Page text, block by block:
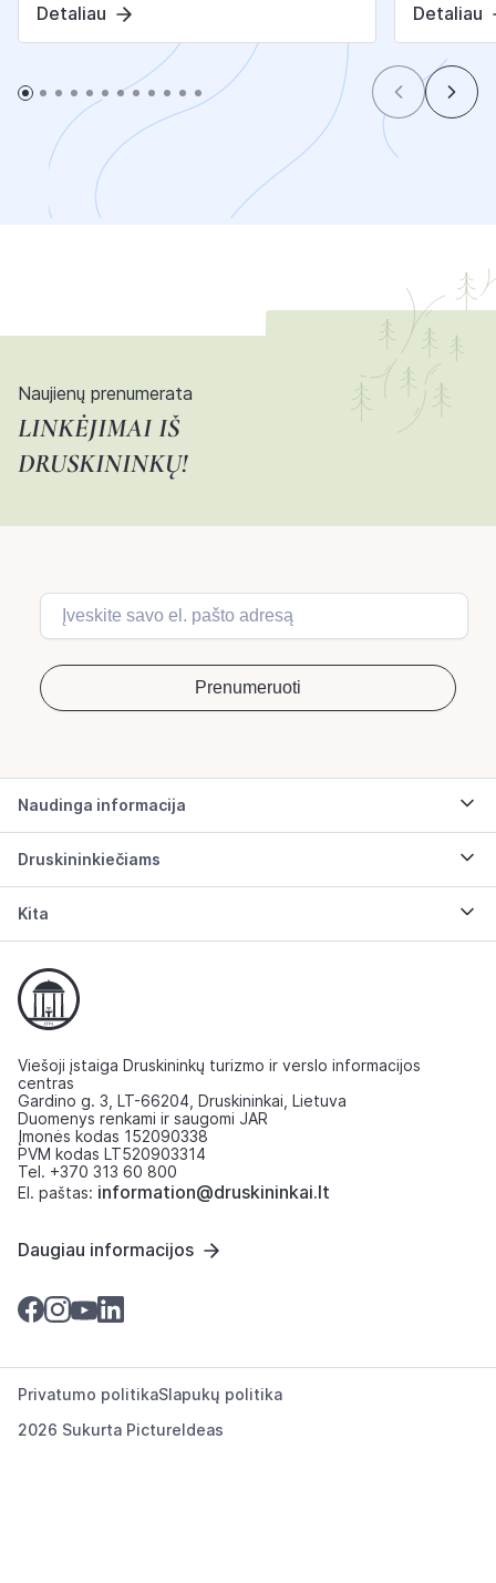
Detaliau Detaliau
Naujienų prenumerata
LINKĖJIMAI IŠ
DRUSKININKŲ!
Naudinga informacija
Druskininkiečiams
Kita
Viešoji įstaiga Druskininkų turizmo ir verslo informacijos
centras
Gardino g. 3, LT-66204, Druskininkai, Lietuva
Duomenys renkami ir saugomi JAR
Įmonės kodas 152090338
PVM kodas LT520903314
Tel. +370 313 60 800
El. paštas: information@druskininkai.lt
Daugiau informacijos
2026 Sukurta PictureIdeas
Privatumo politikaSlapukų politika